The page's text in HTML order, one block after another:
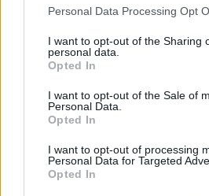
Please note that this website/app
not limited to your visit or usage
grant or deny consent to Google
use your data for below specified
consent section.
Personal Data Processing Opt
I want to opt-out of the Sharing
personal data.
Opted In
I want to opt-out of the Sale of
Personal Data.
Opted In
I want to opt-out of processing
Personal Data for Targeted
Opted In